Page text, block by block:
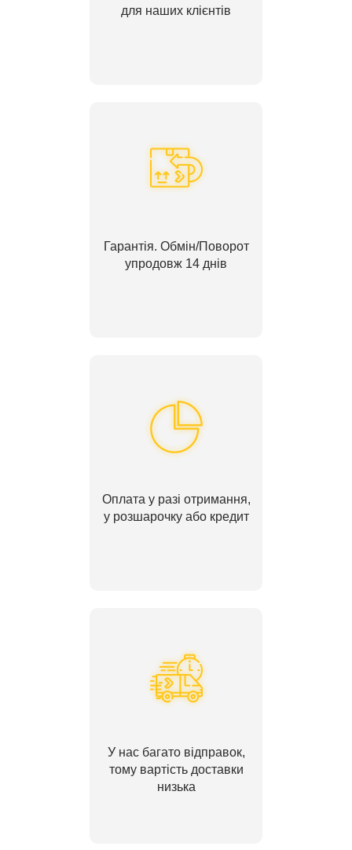
для наших клієнтів
Гарантія. Обмін/Поворот
упродовж 14 днів
Оплата у разі отримання,
у розшарочку або кредит
У нас багато відправок,
тому вартість доставки
низька